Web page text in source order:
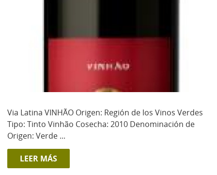
Via Latina VINHÃO Origen: Región de los Vinos Verdes
Tipo: Tinto Vinhão Cosecha: 2010 Denominación de
Origen: Verde ...
LEER MÁS